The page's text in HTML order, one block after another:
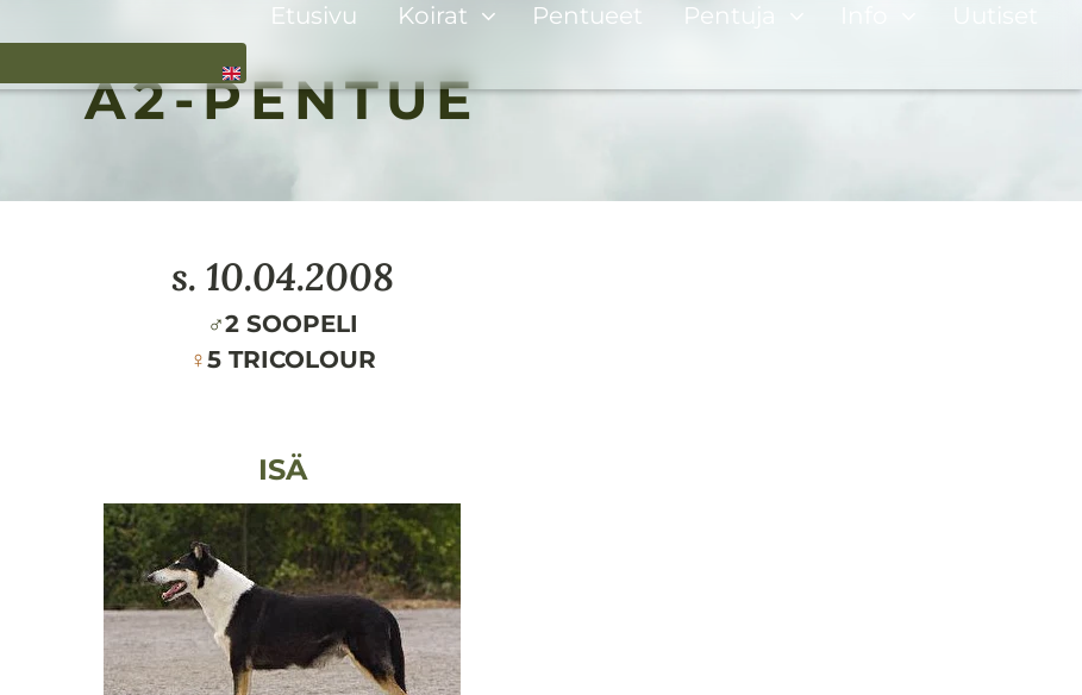
Etusivu Koirat Pentueet Pentuja
A2-PENTUE
s. 10.04.2008
♂2 SOOPELI
♀5 TRICOLOUR
ISÄ